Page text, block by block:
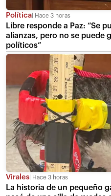
Política Hace 3 horas
Libre responde a Paz: “Se
alianzas, pero no se puede
políticos”
Virales Hace 3 horas
La historia de un pequeño